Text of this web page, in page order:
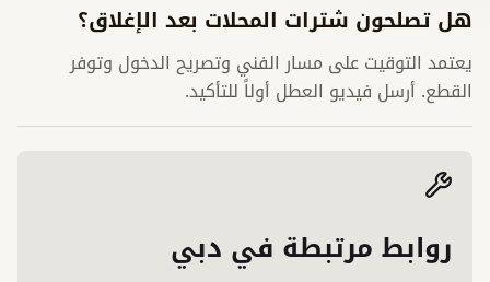
هل تصلحون شترات المحلات بعد الإغلاق؟
يعتمد التوقيت على مسار الفني وتصريح الدخول وتوفر
القطع. أرسل فيديو العطل أولاً للتأكيد.
روابط مرتبطة في دبي